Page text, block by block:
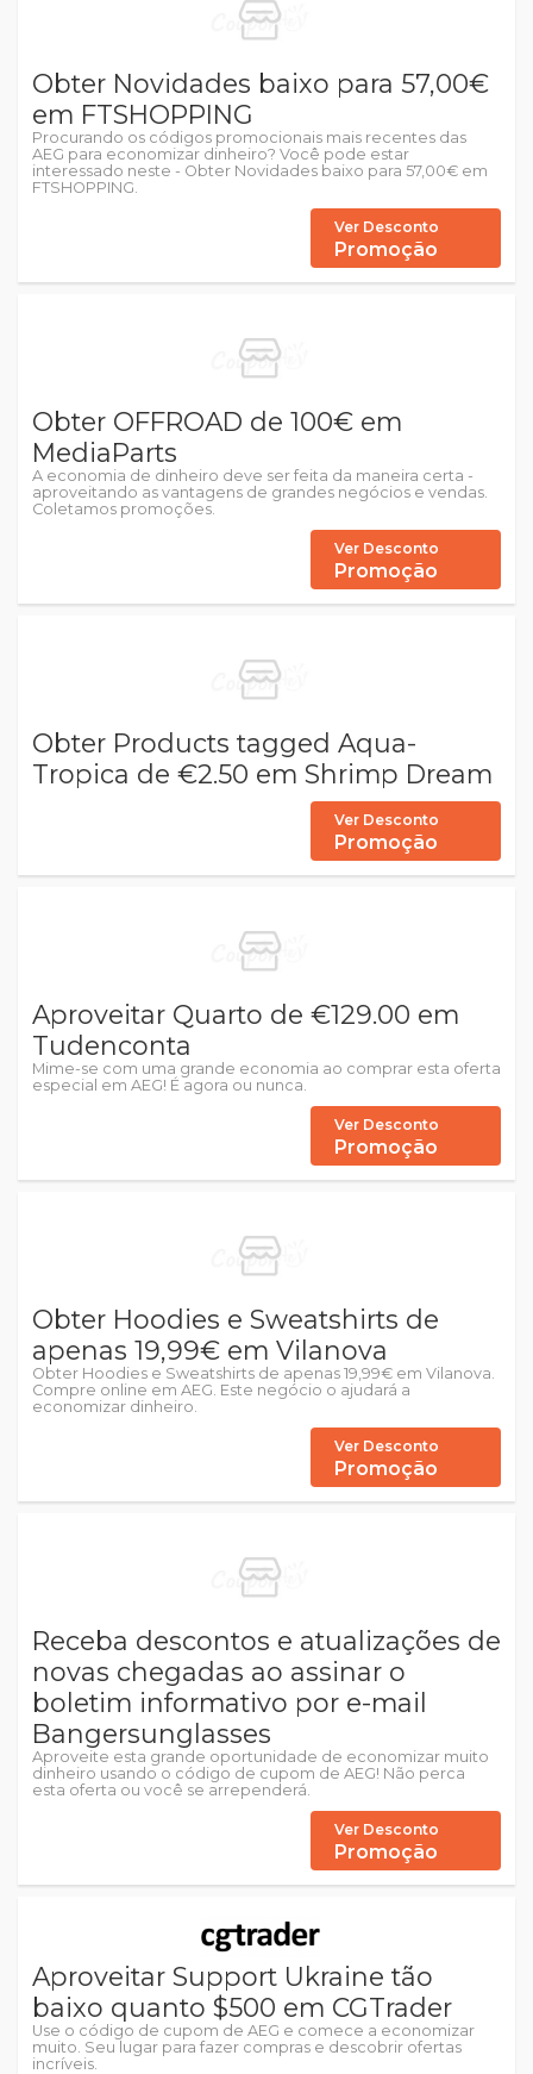
Obter Novidades baixo para 57,00€
em FTSHOPPING
Procurando os códigos promocionais mais recentes das
AEG para economizar dinheiro? Você pode estar
interessado neste - Obter Novidades baixo para 57,00€ em
FTSHOPPING.
Ver Desconto
Promoção
Obter OFFROAD de 100€ em
MediaParts
A economia de dinheiro deve ser feita da maneira certa -
aproveitando as vantagens de grandes negócios e vendas.
Coletamos promoções.
Ver Desconto
Promoção
Obter Products tagged Aqua-
Tropica de €2.50 em Shrimp Dream
Ver Desconto
Promoção
Aproveitar Quarto de €129.00 em
Tudenconta
Mime-se com uma grande economia ao comprar esta oferta
especial em AEG! É agora ou nunca.
Ver Desconto
Promoção
Obter Hoodies e Sweatshirts de
apenas 19,99€ em Vilanova
Obter Hoodies e Sweatshirts de apenas 19,99€ em Vilanova.
Compre online em AEG. Este negócio o ajudará a
economizar dinheiro.
Ver Desconto
Promoção
Receba descontos e atualizações de
novas chegadas ao assinar o
boletim informativo por e-mail
Bangersunglasses
Aproveite esta grande oportunidade de economizar muito
dinheiro usando o código de cupom de AEG! Não perca
esta oferta ou você se arrependerá.
Ver Desconto
Promoção
Aproveitar Support Ukraine tão
baixo quanto $500 em CGTrader
Use o código de cupom de AEG e comece a economizar
muito. Seu lugar para fazer compras e descobrir ofertas
incríveis.